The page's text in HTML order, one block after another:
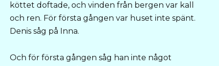
köttet doftade, och vinden från bergen var kall
och ren. För första gången var huset inte spänt.
Denis såg på Inna.
Och för första gången såg han inte något